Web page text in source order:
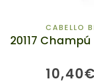
CABELLO
10,40€